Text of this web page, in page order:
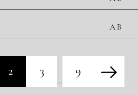
AB
2 3
…
9